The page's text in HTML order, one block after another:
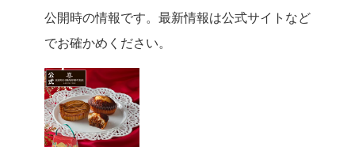
公開時の情報です。最新情報は公式サイトなど
でお確かめください。